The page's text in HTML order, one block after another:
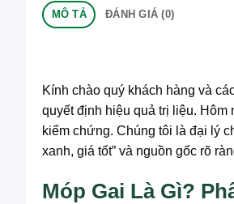
MÔ TẢ ĐÁNH GIÁ (0)
Kính chào quý khách hàng và
quyết định hiệu quả trị liệu. Hôm
kiểm chứng. Chúng tôi là đại lý
xanh, giá tốt” và nguồn gốc rõ
Móp Gai Là Gì?